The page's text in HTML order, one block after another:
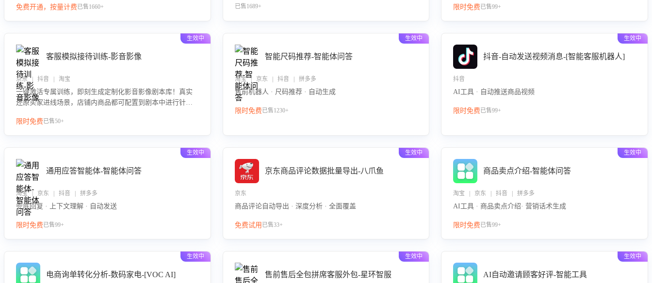
免费开通，按量计费已售1660+ 已售1689+ 限时免费已售99+
生效中
客服模拟接待训练-影音影像
京东 | 抖音 | 淘宝
一键激活专属训练，即刻生成定制化影音影像剧本库！真实
还原买家进线场景，店铺内商品都可配置到剧本中进行针对
击 “立即开通”，快速获取影音影像类目剧本，一键开启客服
限时免费已售50+
生效中
智能尺码推荐-智能体问答
淘宝 | 京东 | 抖音 | 拼多多
售前机器人 · 尺码推荐 · 自动生成
限时免费已售1230+
生效中
抖音-自动发送视频消息-[智能客服机器人]
抖音
AI工具 · 自动推送商品视频
限时免费已售99+
生效中
通用应答智能体-智能体问答
淘宝 | 京东 | 抖音 | 拼多多
兜底回复 · 上下文理解 · 自动发送
限时免费已售99+
生效中
京东商品评论数据批量导出-八爪鱼
京东
商品评论自动导出 · 深度分析 · 全面覆盖
免费试用 已售33+
生效中
商品卖点介绍-智能体问答
淘宝 | 京东 | 抖音 | 拼多多
AI工具 · 商品卖点介绍· 营销话术生成
限时免费已售99+
生效中
电商询单转化分析-数码家电-[VOC AI]
生效中
售前售后全包拼席客服外包-星环智服
生效中
AI自动邀请顾客好评-智能工具